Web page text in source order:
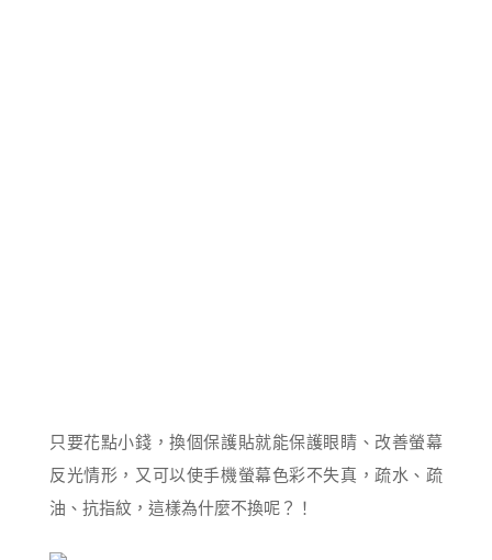
只要花點小錢，換個保護貼就能保護眼睛、改善螢幕
反光情形，又可以使手機螢幕色彩不失真，疏水、疏
油、抗指紋，這樣為什麼不換呢？！